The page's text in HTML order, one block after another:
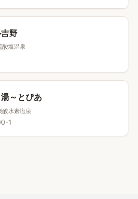
野
酸塩温泉
～とぴあ
酸水素塩泉
1